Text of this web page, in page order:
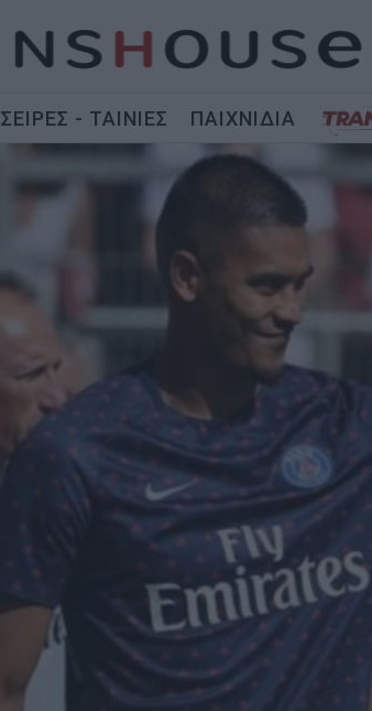
ΣΕΙΡΕΣ - ΤΑΙΝΙΕΣ ΠΑΙΧΝΙΔΙΑ